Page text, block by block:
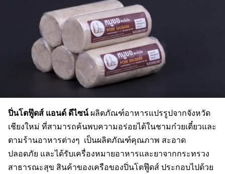
ปิ่นโตฟู๊ดส์ แอนด์ ดีไซน์ผลิตภัณฑ์อาหารแปรรูปจากจังหวัด
เชียงใหม่ ที่สามารถค้นพบความอร่อยได้ในชามก๋วยเตี๋ยวและ
ตามร้านอาหารต่างๆ เป็นผลิตภัณฑ์คุณภาพ สะอาด
ปลอดภัย และได้รับเครื่องหมายอาหารและยาจากกระทรวง
สาธารณะสุข สินค้าของเครือของปิ่นโตฟู๊ดส์ ประกอบไปด้วย